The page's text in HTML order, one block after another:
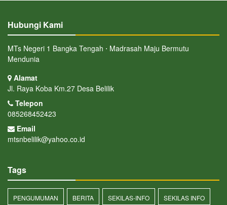
Hubungi Kami
MTs Negeri 1 Bangka Tengah ⋅ Madrasah Maju Bermutu
Mendunia
Alamat
Jl. Raya Koba Km.27 Desa Belilik
Telepon
085268452423
Email
mtsnbelilik@yahoo.co.id
Tags
PENGUMUMAN BERITA SEKILAS-INFO SEKILAS INFO